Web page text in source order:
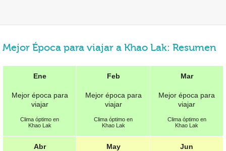
Mejor Época para viajar a Khao Lak: Resumen
Ene
Mejor época para
viajar
Clima óptimo en
Khao Lak
Feb
Mejor época para
viajar
Clima óptimo en
Khao Lak
Mar
Mejor época para
viajar
Clima óptimo en
Khao Lak
Abr May Jun